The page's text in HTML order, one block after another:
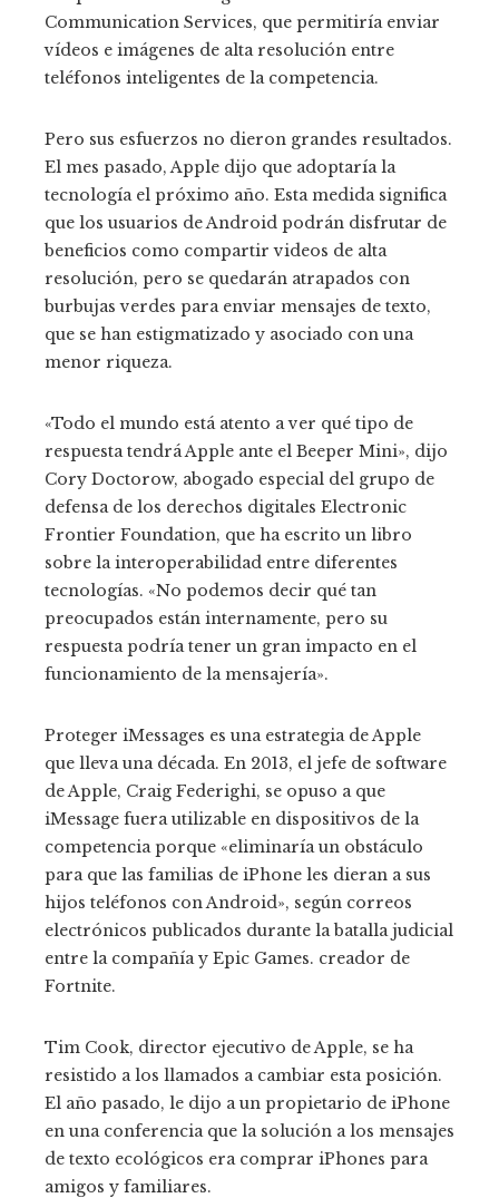
Communication Services, que permitiría enviar
vídeos e imágenes de alta resolución entre
teléfonos inteligentes de la competencia.
Pero sus esfuerzos no dieron grandes resultados.
El mes pasado, Apple dijo que adoptaría la
tecnología el próximo año. Esta medida significa
que los usuarios de Android podrán disfrutar de
beneficios como compartir videos de alta
resolución, pero se quedarán atrapados con
burbujas verdes para enviar mensajes de texto,
que se han estigmatizado y asociado con una
menor riqueza.
«Todo el mundo está atento a ver qué tipo de
respuesta tendrá Apple ante el Beeper Mini», dijo
Cory Doctorow, abogado especial del grupo de
defensa de los derechos digitales Electronic
Frontier Foundation, que ha escrito un libro
sobre la interoperabilidad entre diferentes
tecnologías. «No podemos decir qué tan
preocupados están internamente, pero su
respuesta podría tener un gran impacto en el
funcionamiento de la mensajería».
Proteger iMessages es una estrategia de Apple
que lleva una década. En 2013, el jefe de software
de Apple, Craig Federighi, se opuso a que
iMessage fuera utilizable en dispositivos de la
competencia porque «eliminaría un obstáculo
para que las familias de iPhone les dieran a sus
hijos teléfonos con Android», según correos
electrónicos publicados durante la batalla judicial
entre la compañía y Epic Games. creador de
Fortnite.
Tim Cook, director ejecutivo de Apple, se ha
resistido a los llamados a cambiar esta posición.
El año pasado, le dijo a un propietario de iPhone
en una conferencia que la solución a los mensajes
de texto ecológicos era comprar iPhones para
amigos y familiares.